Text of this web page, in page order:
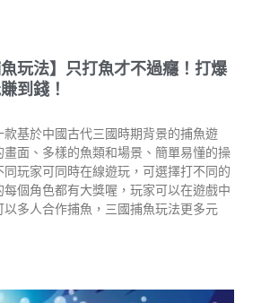
玩法】只打魚才不過癮！打爆
到錢！
款基於中國古代三國時期背景的捕魚遊
畫面、多樣的魚類和場景、簡單易懂的操
玩家可同時在線遊玩，可選擇打不同的
個角色都有大獎喔，玩家可以在遊戲中
以多人合作捕魚，三國捕魚玩法更多元